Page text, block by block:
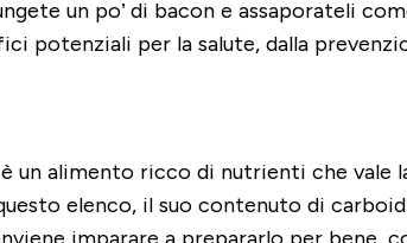
un po’ di bacon e assaporateli
potenziali per la salute, dalla
un alimento ricco di nutrienti che
elenco, il suo contenuto di
imparare a prepararlo per bene,